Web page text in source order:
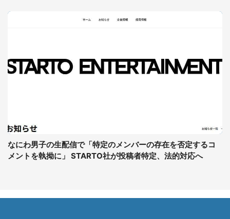
なにわ男子の生配信で「特定のメンバーの存在を否定するコ
メントを執拗に」 STARTO社が投稿者特定、法的対応へ